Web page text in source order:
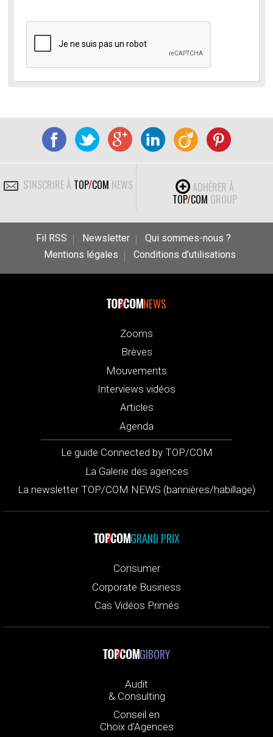
S'INSCRIRE À TOP/COM NEWS
ADHÉRER À
TOP/COM GROUP
Fil RSS Newsletter
Qui sommes-nous ?
Mentions légales
Conditions d’utilisations
NEWS
Zooms
Brèves
Mouvements
Interviews vidéos
Articles
Agenda
Le guide Connected by TOP/COM
La Galerie des agences
La newsletter TOP/COM NEWS (bannières/habillage)
GRAND PRIX
Consumer
Corporate Business
Cas Vidéos Primés
GIBORY
Audit
& Consulting
Conseil en
Choix d’Agences